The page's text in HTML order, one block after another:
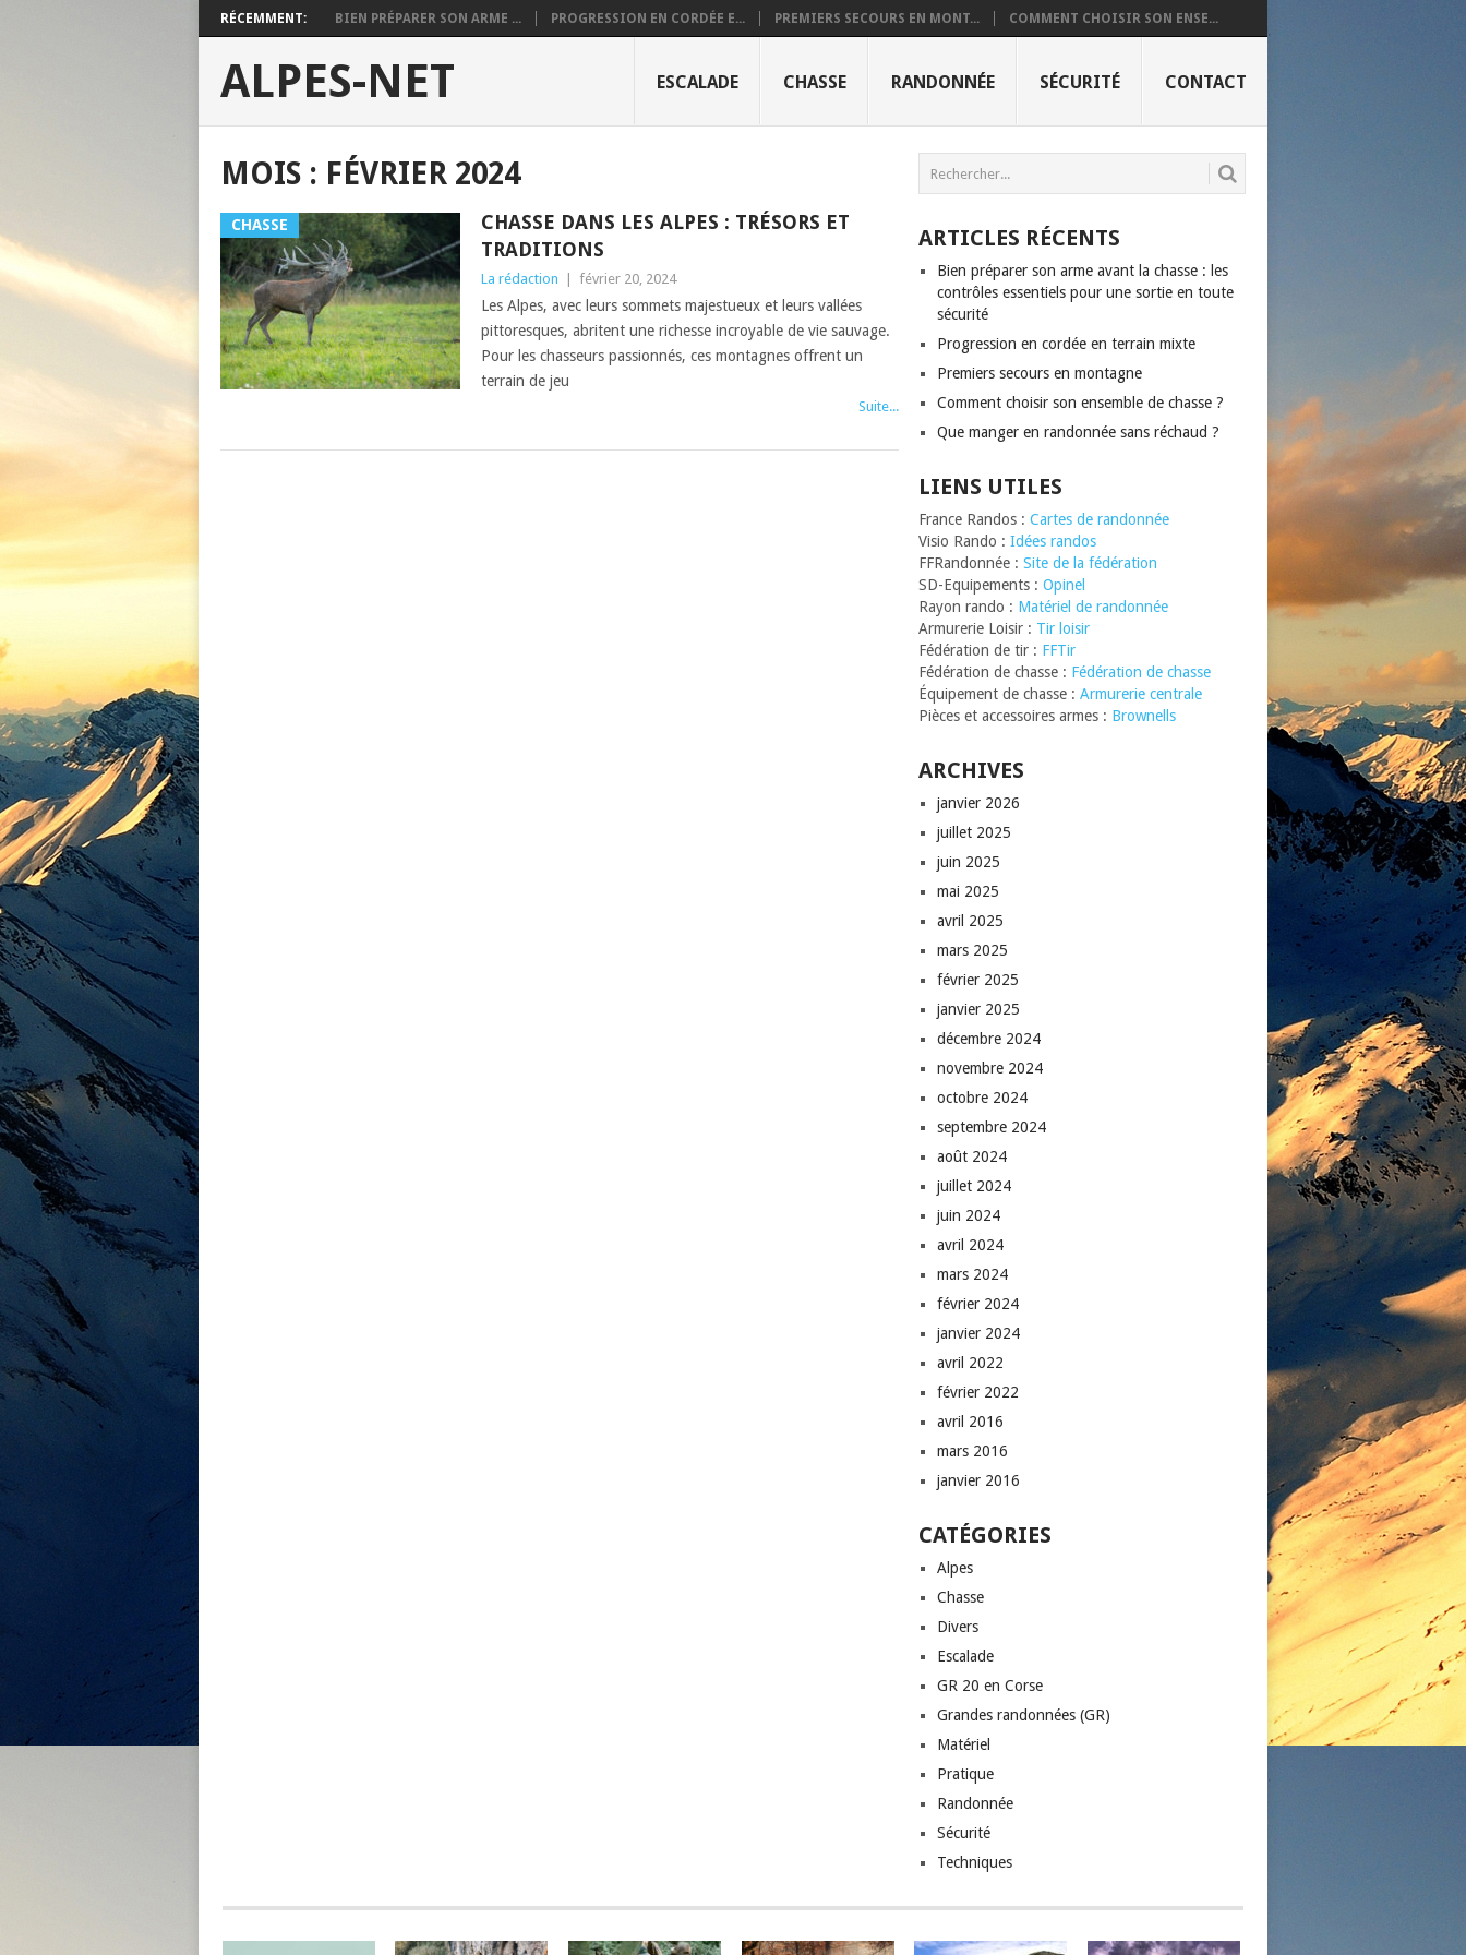
RÉCEMMENT: BIEN PRÉPARER SON ARME ... PROGRESSION EN CORDÉE E... PREMIERS SECOURS EN MONT... COMMENT CHOISIR SON ENSE...
ALPES-NET ESCALADE CHASSE RANDONNÉE SÉCURITÉ CONTACT
MOIS : FÉVRIER 2024
CHASSE
CHASSE DANS LES ALPES : TRÉSORS ET
TRADITIONS
La rédaction février 20, 2024
Les Alpes, avec leurs sommets majestueux et leurs vallées
pittoresques, abritent une richesse incroyable de vie sauvage.
Pour les chasseurs passionnés, ces montagnes offrent un
terrain de jeu
Suite...
ARTICLES RÉCENTS
Bien préparer son arme avant la chasse : les
contrôles essentiels pour une sortie en toute
sécurité
Progression en cordée en terrain mixte
Premiers secours en montagne
Comment choisir son ensemble de chasse ?
Que manger en randonnée sans réchaud ?
LIENS UTILES
France Randos : Cartes de randonnée
Visio Rando : Idées randos
FFRandonnée : Site de la fédération
SD-Equipements : Opinel
Rayon rando : Matériel de randonnée
Armurerie Loisir : Tir loisir
Fédération de tir : FFTir
Fédération de chasse : Fédération de chasse
Équipement de chasse : Armurerie centrale
Pièces et accessoires armes : Brownells
ARCHIVES
janvier 2026
juillet 2025
juin 2025
mai 2025
avril 2025
mars 2025
février 2025
janvier 2025
décembre 2024
novembre 2024
octobre 2024
septembre 2024
août 2024
juillet 2024
juin 2024
avril 2024
mars 2024
février 2024
janvier 2024
avril 2022
février 2022
avril 2016
mars 2016
janvier 2016
CATÉGORIES
Alpes
Chasse
Divers
Escalade
GR 20 en Corse
Grandes randonnées (GR)
Matériel
Pratique
Randonnée
Sécurité
Techniques